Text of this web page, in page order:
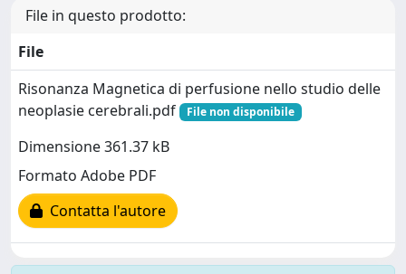
File in questo prodotto:
File
Risonanza Magnetica di perfusione nello studio delle
neoplasie cerebrali.pdf
File non disponibile
Dimensione 361.37 kB
Formato Adobe PDF
Contatta l'autore